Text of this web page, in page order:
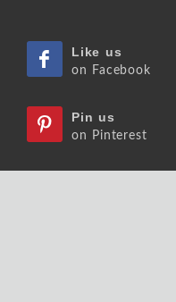
Like us
on Facebook
Pin us
on Pinterest